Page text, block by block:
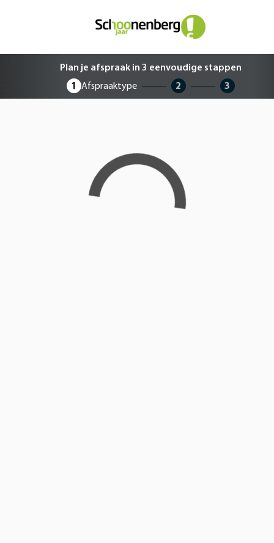
Plan je afspraak in 3 eenvoudige
Plan je afspraak in 3 eenvoudige stappen
1
Afspraaktype 2 3
Loading...